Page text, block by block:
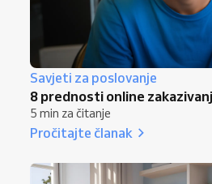
Savjeti za poslovanje
8 prednosti online
5 min za čitanje
Pročitajte članak